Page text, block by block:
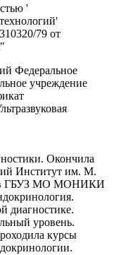
'
79 от
Федеральное
учреждение
Окончила
Институт им. М.
в ГБУЗ МО МОНИКИ
диагностике.
уровень.
курсы